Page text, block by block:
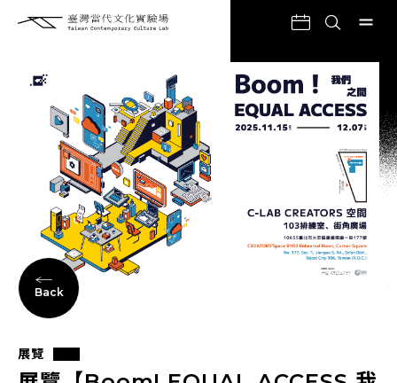
Back
展覽